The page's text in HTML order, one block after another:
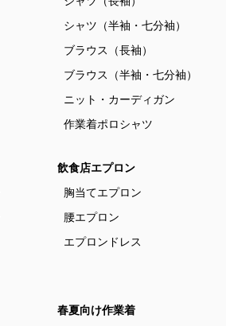
シャツ（半袖・七分袖）
ブラウス（長袖）
ブラウス（半袖・七分袖）
ニット・カーディガン
作業着ポロシャツ
飲食店エプロン
胸当てエプロン
腰エプロン
エプロンドレス
春夏向け作業着